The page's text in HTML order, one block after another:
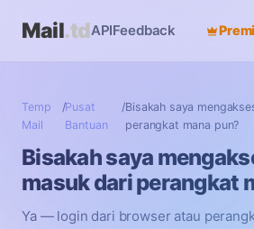
Mail.tdAPIFeedback
Temp
Mail
/Pusat
Bantuan
/Bisakah saya
perangkat mana pun?
Bisakah saya
masuk dari perangkat
Ya — login dari browser atau